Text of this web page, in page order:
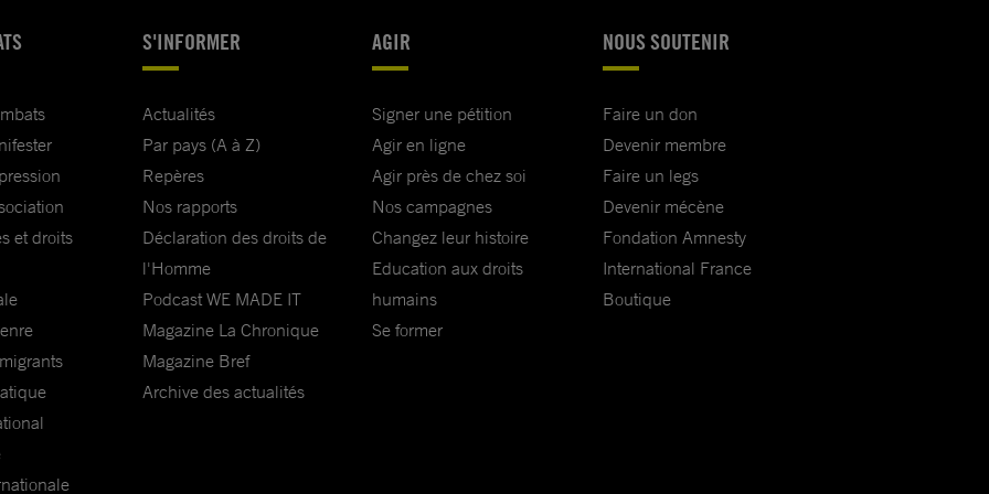
laquelle
délais
se
des
à
et droits
S'INFORMER
Actualités
Par pays (A à Z)
Repères
Nos rapports
Déclaration des droits de
l'Homme
Podcast WE MADE IT
Magazine La Chronique
Magazine Bref
Archive des actualités
AGIR
Signer une pétition
Agir en ligne
Agir près de chez soi
Nos campagnes
Changez leur histoire
Education aux droits
humains
Se former
NOUS SOUTENIR
Faire un don
Devenir membre
Faire un legs
Devenir mécène
Fondation Amnesty
International France
Boutique